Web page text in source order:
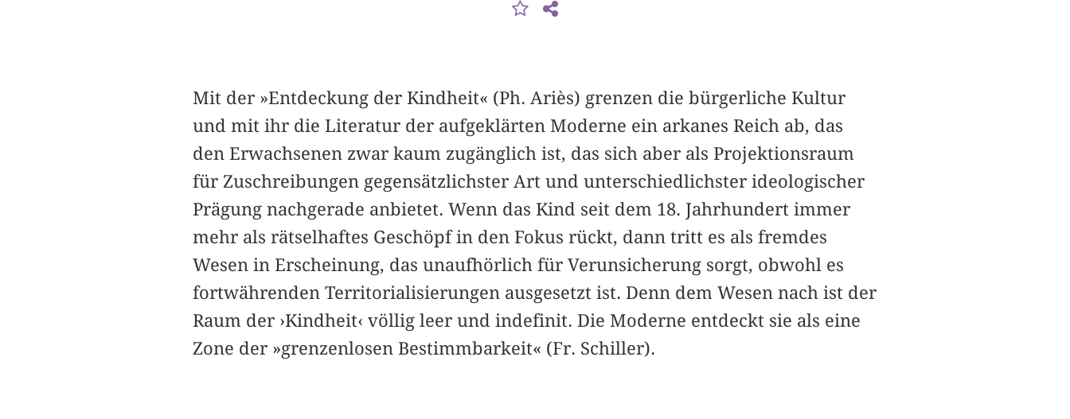
Mit der »Entdeckung der Kindheit« (Ph. Ariès) grenzen die bürgerliche Kultur
und mit ihr die Literatur der aufgeklärten Moderne ein arkanes Reich ab, das
den Erwachsenen zwar kaum zugänglich ist, das sich aber als Projektionsraum
für Zuschreibungen gegensätzlichster Art und unterschiedlichster ideologischer
Prägung nachgerade anbietet. Wenn das Kind seit dem 18. Jahrhundert immer
mehr als rätselhaftes Geschöpf in den Fokus rückt, dann tritt es als fremdes
Wesen in Erscheinung, das unaufhörlich für Verunsicherung sorgt, obwohl es
fortwährenden Territorialisierungen ausgesetzt ist. Denn dem Wesen nach ist der
Raum der ›Kindheit‹ völlig leer und indefinit. Die Moderne entdeckt sie als eine
Zone der »grenzenlosen Bestimmbarkeit« (Fr. Schiller).